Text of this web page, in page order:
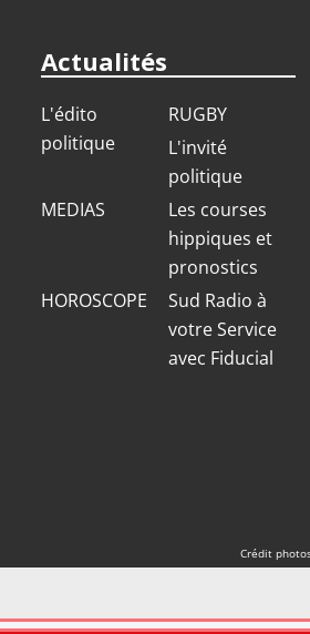
Actualités
L'édito
politique
RUGBY
L'invité
politique
MEDIAS
Les courses
hippiques et
pronostics
HOROSCOPE
Sud Radio à
votre Service
avec Fiducial
Crédit